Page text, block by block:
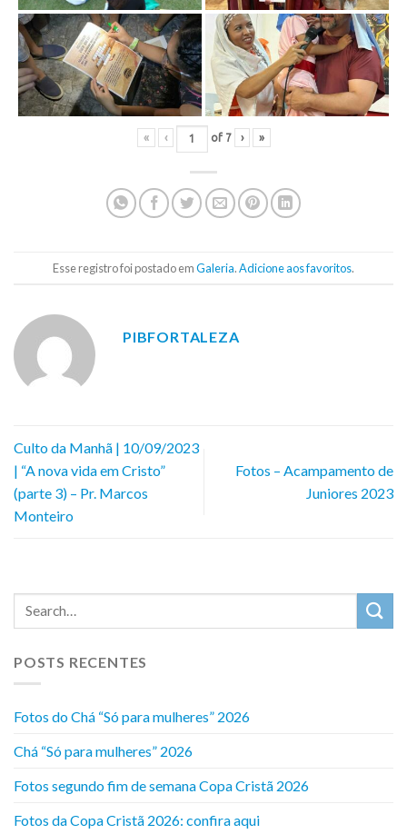
« ‹ of 7 › »
Esse registro foi postado emGaleria.Adicione aos favoritos.
PIBFORTALEZA
Culto da Manhã | 10/09/2023
| “A nova vida em Cristo”
(parte 3) – Pr. Marcos
Monteiro
Fotos – Acampamento de
Juniores 2023
POSTS RECENTES
Fotos do Chá “Só para mulheres” 2026
Chá “Só para mulheres” 2026
Fotos segundo fim de semana Copa Cristã 2026
Fotos da Copa Cristã 2026: confira aqui